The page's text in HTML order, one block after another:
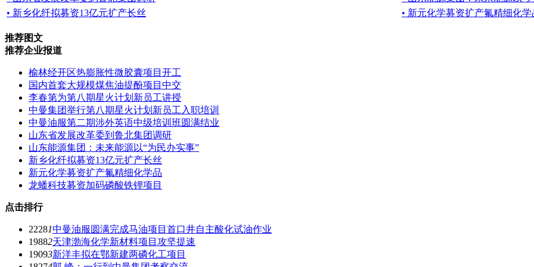
• 新乡化纤拟募资13亿元扩产长丝
• 新元化学募资扩产氟精细化学
推荐图文
推荐企业报道
榆林经开区热膨胀性微胶囊项目开工
国内首套大规模煤焦油提酚项目中交
李春第为第八期星火计划新员工讲授
中曼集团举行第八期星火计划新员工入职培训
中曼油服第二期涉外英语中级培训班圆满结业
山东省发展改革委到鲁北集团调研
山东能源集团：未来能源以“为民办实事”
新乡化纤拟募资13亿元扩产长丝
新元化学募资扩产氟精细化学品
龙蟠科技募资加码磷酸铁锂项目
点击排行
22281中曼油服圆满完成马油项目首口井自主酸化试油作业
19882天津渤海化学新材料项目攻坚提速
19093新洋丰拟在鄂新建两磷化工项目